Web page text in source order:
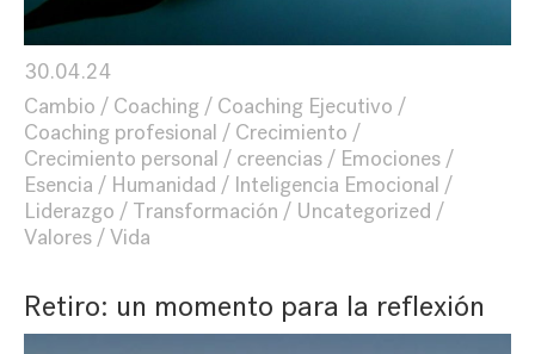
30.04.24
Cambio
Coaching
Coaching Ejecutivo
Coaching profesional
Crecimiento
Crecimiento personal
creencias
Emociones
Esencia
Humanidad
Inteligencia Emocional
Liderazgo
Transformación
Uncategorized
Valores
Vida
Retiro: un momento para la reflexión